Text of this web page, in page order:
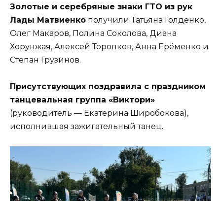
Золотые и серебряные знаки ГТО из рук
Лады Матвиенко получили Татьяна Голденко,
Олег Макаров, Полина Соколова, Диана
Хорунжая, Алексей Торопков, Анна Ерёменко и
Степан Грузинов.
Присутствующих поздравила с праздником
танцевальная группа «Виктори»
(руководитель — Екатерина Широбокова),
исполнившая зажигательный танец.